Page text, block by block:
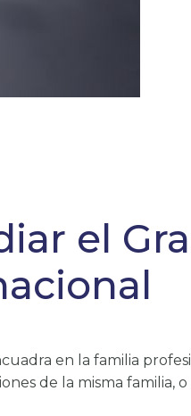
el
en la familia
de la misma familia, o